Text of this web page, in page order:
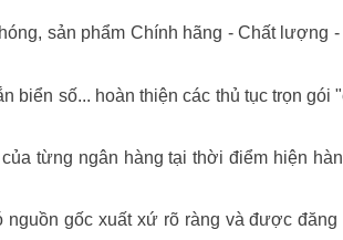
sản phẩm Chính hãng - Chất lượng
biển số... hoàn thiện các thủ tục trọn gói
từng ngân hàng tại thời điểm hiện
gốc xuất xứ rõ ràng và được